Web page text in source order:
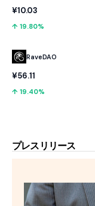
¥10.03
↑ 19.80%
RaveDAO
¥56.11
↑ 19.40%
プレスリリース